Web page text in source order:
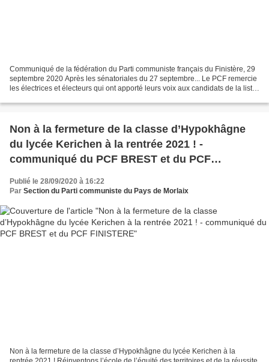
Communiqué de la fédération du Parti communiste français du Finistère, 29
septembre 2020 Après les sénatoriales du 27 septembre... Le PCF remercie
les électrices et électeurs qui ont apporté leurs voix aux candidats de la liste
Non à la fermeture de la classe d’Hypokhâgne
du lycée Kerichen à la rentrée 2021 ! -
communiqué du PCF BREST et du PCF
Publié le 28/09/2020 à 16:22
Par Section du Parti communiste du Pays de Morlaix
Non à la fermeture de la classe d’Hypokhâgne du lycée Kerichen à la